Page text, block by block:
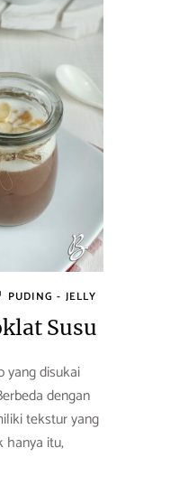
PUDING - JELLY
Susu
yang disukai
dengan
tekstur yang
hanya itu,